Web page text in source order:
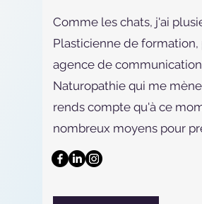
Comme les chats, j'ai
Plasticienne de
agence de
Naturopathie qui me
rends compte qu'à ce
nombreux moyens pour